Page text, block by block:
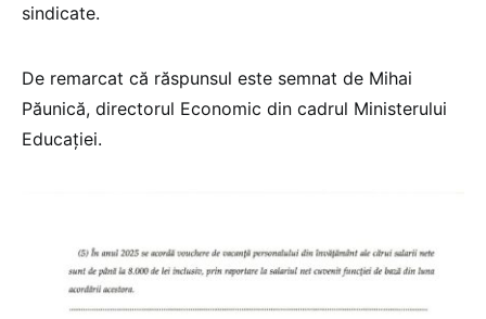
sindicate.
De remarcat că răspunsul este semnat de Mihai
Păunică, directorul Economic din cadrul Ministerului
Educației.